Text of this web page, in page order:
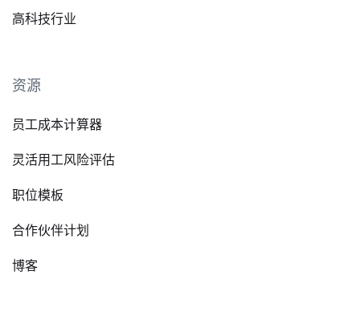
高科技行业
资源
员工成本计算器
灵活用工风险评估
职位模板
合作伙伴计划
博客